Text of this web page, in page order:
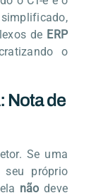
de ERP
o
Nota de
Se uma
próprio
não deve